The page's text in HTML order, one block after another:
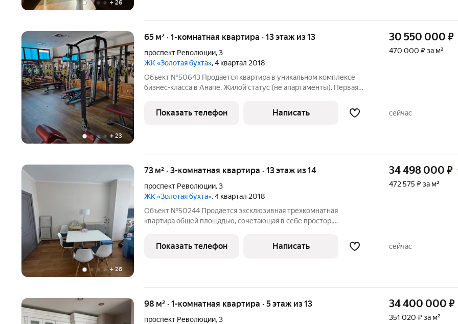
+ 26
+ 23
65 м² · 1-комнатная квартира · 13 этаж из 13
проспект Революции,3
ЖК «Золотая бухта», 4 квартал 2018
Объект №50643 Продается квартира в уникальном комплексе
бизнес-класса в Анапе. Жилой статус (не апартаменты). Первая
статус: Объект расположен в уникальном жилом комплексе
бизнес-класса на
30 550 000 ₽
470 000 ₽ за м²
Показать телефон Написать сейчас
+ 26
73 м² · 3-комнатная квартира · 13 этаж из 14
проспект Революции,3
ЖК «Золотая бухта», 4 квартал 2018
Объект №50244 Продается эксклюзивная трехкомнатная
квартира общей площадью, сочетающая в себе простор,
большой семьи. Объект расположен в лучшем жилом комплексе
Анапы «Золотая бухта», который по
34 498 000 ₽
472 575 ₽ за м²
Показать телефон Написать сейчас
98 м² · 1-комнатная квартира · 5 этаж из 13
проспект Революции,3
34 400 000 ₽
351 020 ₽ за м²